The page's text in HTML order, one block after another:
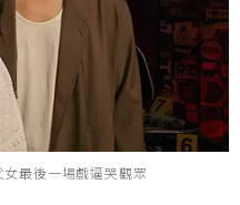
最後一場戲逼哭觀眾